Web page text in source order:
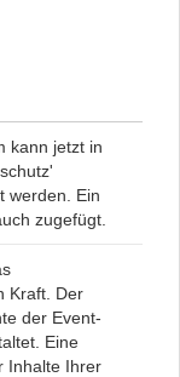
kann jetzt in
werden. Ein
zugefügt.
Kraft. Der
der Event-
Eine
Inhalte Ihrer